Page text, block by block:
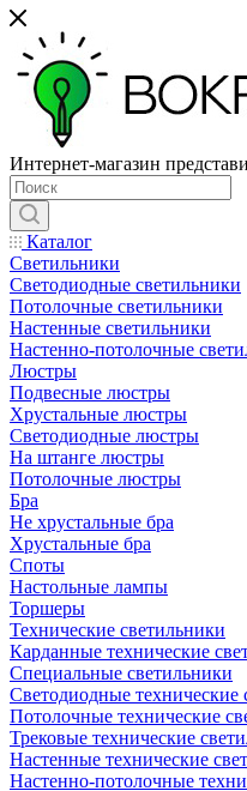
Интернет-магазин
Каталог
Светильники
Светодиодные светильники
Потолочные светильники
Настенные светильники
Настенно-потолочные
Люстры
Подвесные люстры
Хрустальные люстры
Светодиодные люстры
На штанге люстры
Потолочные люстры
Бра
Не хрустальные бра
Хрустальные бра
Споты
Настольные лампы
Торшеры
Технические светильники
Карданные технические
Специальные светильники
Светодиодные технические
Потолочные технические
Трековые технические
Настенные технические
Настенно-потолочные